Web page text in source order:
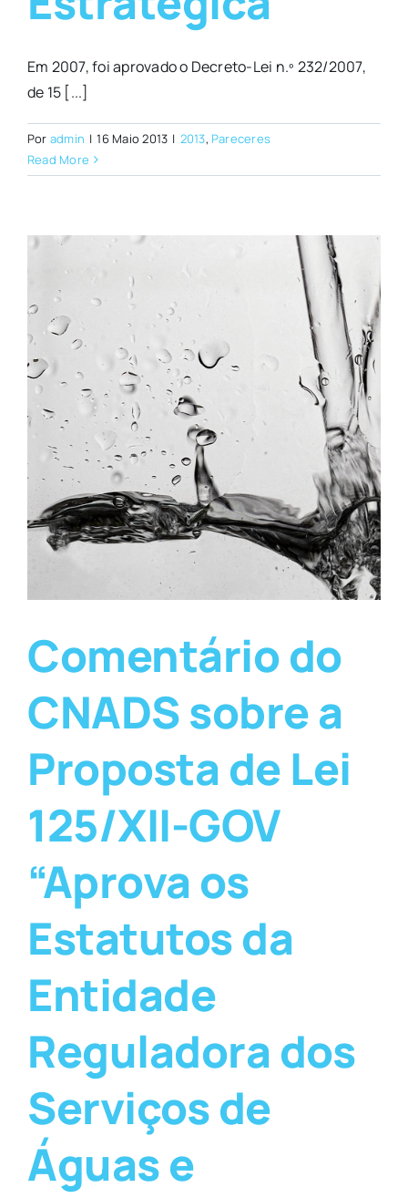
Em 2007, foi aprovado o Decreto-Lei n.º 232/2007,
de 15 [...]
Por admin | 16 Maio 2013 | 2013, Pareceres
Read More
Comentário do
CNADS sobre a
Proposta de Lei
125/XII-GOV
“Aprova os
Estatutos da
Entidade
Reguladora dos
Serviços de
Águas e